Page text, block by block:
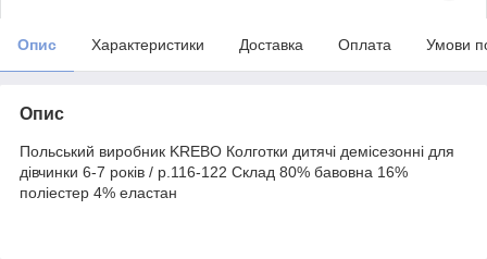
Опис Характеристики Доставка Оплата Умови
Опис
Польський виробник KREBO Колготки дитячі демісезонні для
дівчинки 6-7 років / р.116-122 Склад 80% бавовна 16%
поліестер 4% еластан